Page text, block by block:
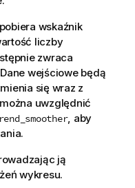
wskaźnik
liczby
zwraca
wejściowe będą
się wraz z
uwzględnić
, aby
ją
wykresu.